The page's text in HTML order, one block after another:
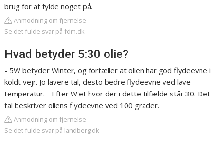
brug for at fylde noget på.
Anmodning om fjernelse
Se det fulde svar på fdm.dk
Hvad betyder 5:30 olie?
- 5W betyder Winter, og fortæller at olien har god flydeevne i
koldt vejr. Jo lavere tal, desto bedre flydeevne ved lave
temperatur. - Efter W'et hvor der i dette tilfælde står 30. Det
tal beskriver oliens flydeevne ved 100 grader.
Anmodning om fjernelse
Se det fulde svar på landberg.dk